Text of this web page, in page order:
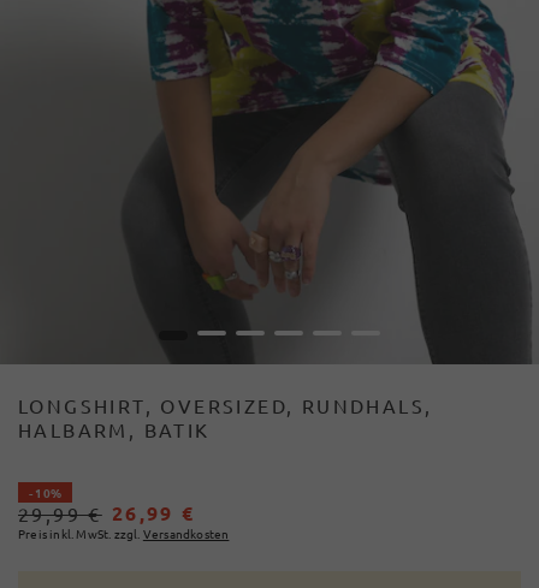
2 3 4 5
LONGSHIRT, OVERSIZED, RUNDHALS,
HALBARM, BATIK
- 10%
29,99 € 26,99 €
Preis inkl. MwSt. zzgl. Versandkosten